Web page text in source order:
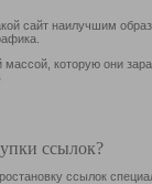
сайт наилучшим
которую они
ссылок?
ссылок